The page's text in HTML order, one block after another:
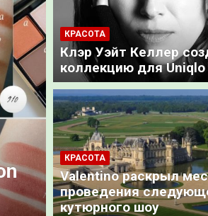
КОСМЕТИКА
Новая пудра
Bare Skin
Summer 2023
КРАСОТА
Клэр Уэйт Келлер
коллекцию для Uniqlo
КРАСОТА
Valentino раскрыл
проведения
кутюрного шоу